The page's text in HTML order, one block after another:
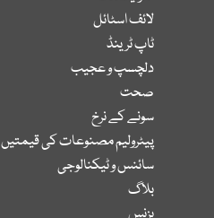
لائف اسٹائل
ٹاپ ٹرینڈ
دلچسپ و عجیب
صحت
سونے کے نرخ
پیٹرولیم مصنوعات کی قیمتیں
سائنس و ٹیکنالوجی
بلاگ